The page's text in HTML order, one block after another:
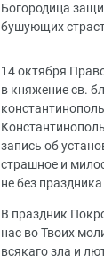
Богородица
бушующих
14 октября
в княжение св.
запись об
страшное и
не без
В праздник
нас во Твоих
всякаго зла и